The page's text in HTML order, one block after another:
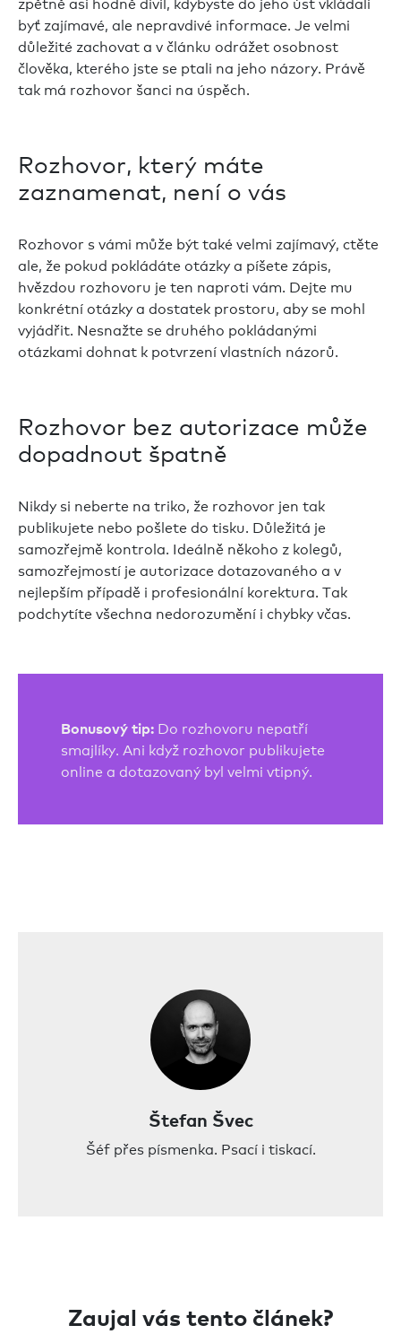
byť zajímavé, ale nepravdivé informace. Je velmi
důležité zachovat a v článku odrážet osobnost
člověka, kterého jste se ptali na jeho názory. Právě
tak má rozhovor šanci na úspěch.
Rozhovor, který máte
zaznamenat, není o vás
Rozhovor s vámi může být také velmi zajímavý, ctěte
ale, že pokud pokládáte otázky a píšete zápis,
hvězdou rozhovoru je ten naproti vám. Dejte mu
konkrétní otázky a dostatek prostoru, aby se mohl
vyjádřit. Nesnažte se druhého pokládanými
otázkami dohnat k potvrzení vlastních názorů.
Rozhovor bez autorizace může
dopadnout špatně
Nikdy si neberte na triko, že rozhovor jen tak
publikujete nebo pošlete do tisku. Důležitá je
samozřejmě kontrola. Ideálně někoho z kolegů,
samozřejmostí je autorizace dotazovaného a v
nejlepším případě i profesionální korektura. Tak
podchytíte všechna nedorozumění i chybky včas.
Bonusový tip: Do rozhovoru nepatří
smajlíky. Ani když rozhovor publikujete
online a dotazovaný byl velmi vtipný.
Štefan Švec
Šéf přes písmenka. Psací i tiskací.
Zaujal vás tento článek?